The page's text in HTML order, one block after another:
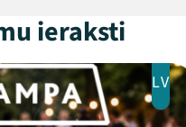
ieraksti
LV